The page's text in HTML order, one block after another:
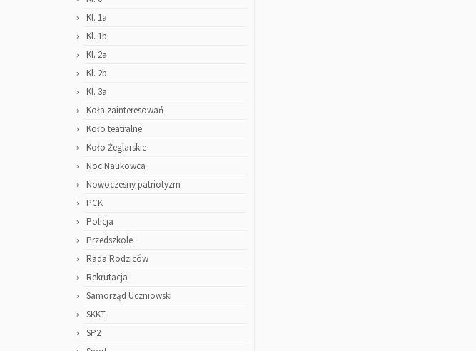
Kl. 1a
Kl. 1b
Kl. 2a
Kl. 2b
Kl. 3a
Koła zainteresowań
Koło teatralne
Koło Żeglarskie
Noc Naukowca
Nowoczesny patriotyzm
PCK
Policja
Przedszkole
Rada Rodziców
Rekrutacja
Samorząd Uczniowski
SKKT
SP2